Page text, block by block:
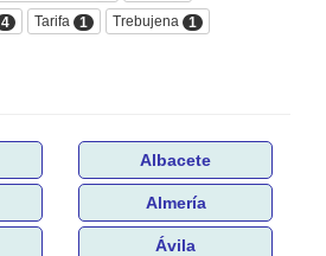
4 Tarifa 1 Trebujena
1
Albacete
Almería
Ávila